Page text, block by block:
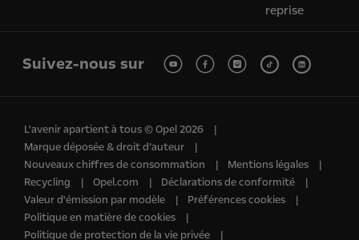
reprise
Suivez-nous sur
L'avenir apartient à tous © Opel 2026
Marque déposée & droit d’auteur
Nouveaux chiffres de consommation
Mentions légales
Recycling
Opel.com
Déclarations de conformité
Valeur d'émission par modèle
Préférences cookies
Politique en matière de cookies
Politique de protection de la vie privée